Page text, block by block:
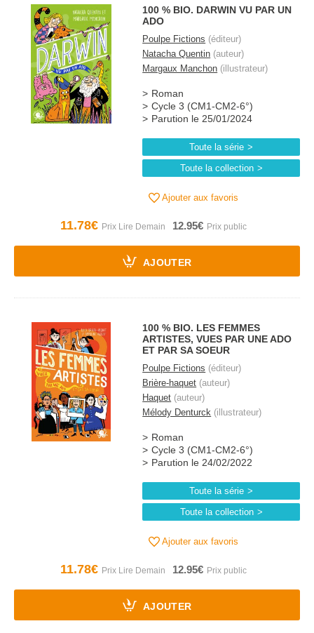
100 % BIO. DARWIN VU PAR UN
ADO
Poulpe Fictions (éditeur)
Natacha Quentin (auteur)
Margaux Manchon (illustrateur)
Roman
Cycle 3 (CM1-CM2-6°)
Parution le 25/01/2024
Toute la série
Toute la collection
Ajouter aux favoris
11.78€ 12.95€
AJOUTER
100 % BIO. LES FEMMES
ARTISTES, VUES PAR UNE ADO
ET PAR SA SOEUR
Poulpe Fictions (éditeur)
Brière-haquet (auteur)
Haquet (auteur)
Mélody Denturck (illustrateur)
Roman
Cycle 3 (CM1-CM2-6°)
Parution le 24/02/2022
Toute la série
Toute la collection
Ajouter aux favoris
11.78€ 12.95€
AJOUTER